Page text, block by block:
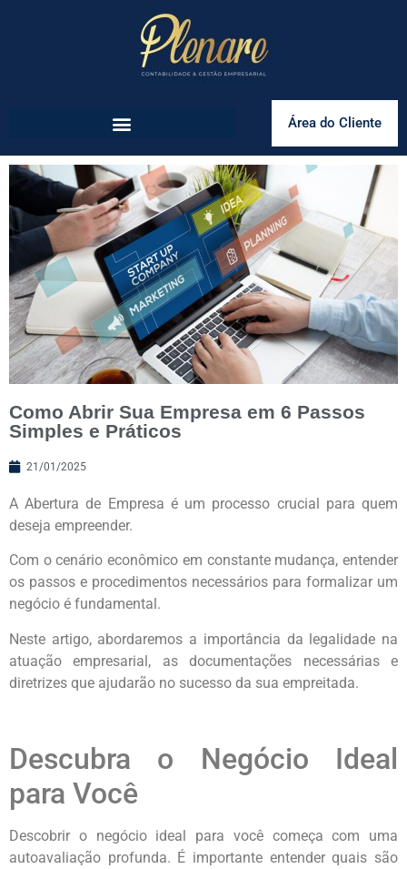
Área do Cliente
Como Abrir Sua Empresa em 6 Passos
Simples e Práticos
21/01/2025
A Abertura de Empresa é um processo crucial para quem
deseja empreender.
Com o cenário econômico em constante mudança, entender
os passos e procedimentos necessários para formalizar um
negócio é fundamental.
Neste artigo, abordaremos a importância da legalidade na
atuação empresarial, as documentações necessárias e
diretrizes que ajudarão no sucesso da sua empreitada.
Descubra o Negócio Ideal
para Você
Descobrir o negócio ideal para você começa com uma
autoavaliação profunda. É importante entender quais são